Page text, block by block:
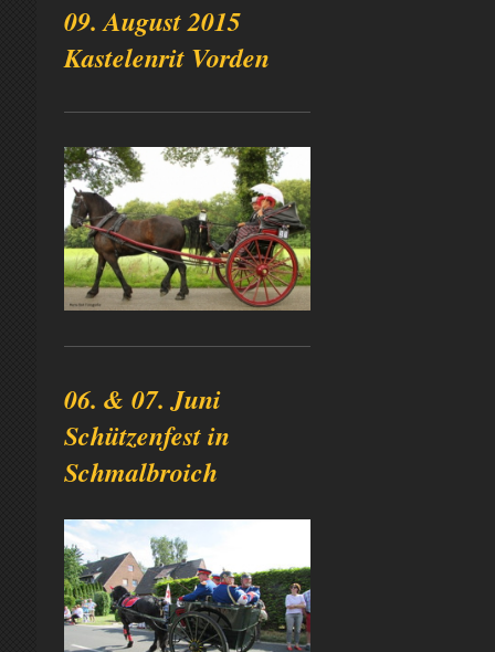
09. August 2015
Kastelenrit Vorden
06. & 07. Juni
Schützenfest in
Schmalbroich